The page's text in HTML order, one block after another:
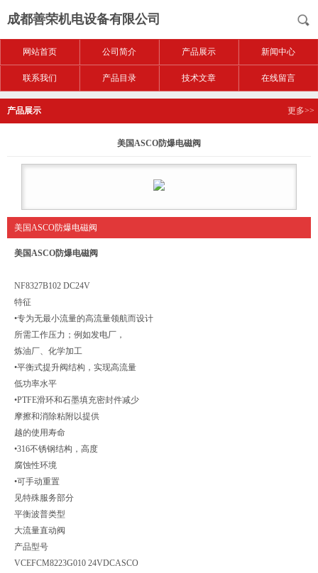
成都善荣机电设备有限公司
网站首页 公司简介 产品展示 新闻中心
联系我们 产品目录 技术文章 在线留言
产品展示 更多>>
美国ASCO防爆电磁阀
美国ASCO防爆电磁阀
美国ASCO防爆电磁阀
NF8327B102 DC24V
特征
•专为无最小流量的高流量领航而设计
所需工作压力；例如发电厂，
炼油厂、化学加工
•平衡式提升阀结构，实现高流量
低功率水平
•PTFE滑环和石墨填充密封件减少
摩擦和消除粘附以提供
越的使用寿命
•316不锈钢结构，高度
腐蚀性环境
•可手动重置
见特殊服务部分
平衡波普类型
大流量直动阀
产品型号
VCEFCM8223G010 24VDCASCO